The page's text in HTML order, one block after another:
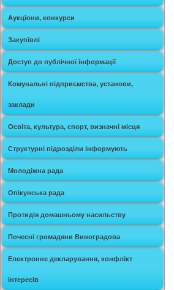
Аукціони, конкурси
Закупівлі
Доступ до публічної інформації
Комунальні підприємства, установи,
заклади
Освіта, культура, спорт, визначні місця
Структурні підрозділи інформують
Молодіжна рада
Опікунська рада
Протидія домашньому насильству
Почесні громадяни Виноградова
Електронне декларування, конфлікт
інтересів